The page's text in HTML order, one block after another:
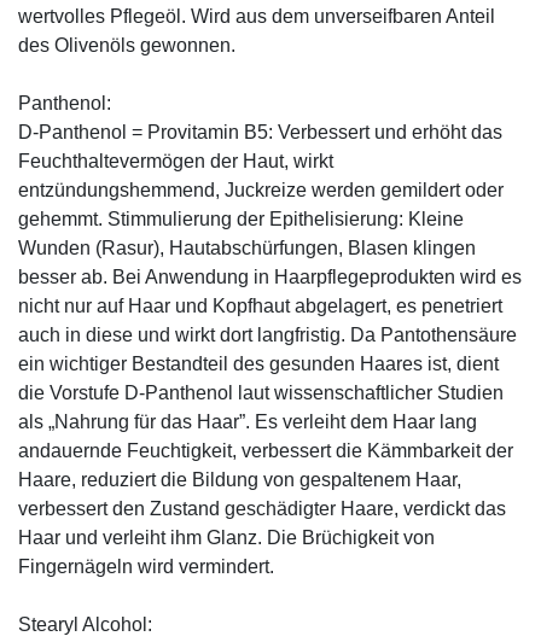
wertvolles Pflegeöl. Wird aus dem unverseifbaren Anteil
des Olivenöls gewonnen.
Panthenol:
D-Panthenol = Provitamin B5: Verbessert und erhöht das
Feuchthaltevermögen der Haut, wirkt
entzündungshemmend, Juckreize werden gemildert oder
gehemmt. Stimmulierung der Epithelisierung: Kleine
Wunden (Rasur), Hautabschürfungen, Blasen klingen
besser ab. Bei Anwendung in Haarpflegeprodukten wird es
nicht nur auf Haar und Kopfhaut abgelagert, es penetriert
auch in diese und wirkt dort langfristig. Da Pantothensäure
ein wichtiger Bestandteil des gesunden Haares ist, dient
die Vorstufe D-Panthenol laut wissenschaftlicher Studien
als „Nahrung für das Haar”. Es verleiht dem Haar lang
andauernde Feuchtigkeit, verbessert die Kämmbarkeit der
Haare, reduziert die Bildung von gespaltenem Haar,
verbessert den Zustand geschädigter Haare, verdickt das
Haar und verleiht ihm Glanz. Die Brüchigkeit von
Fingernägeln wird vermindert.
Stearyl Alcohol: